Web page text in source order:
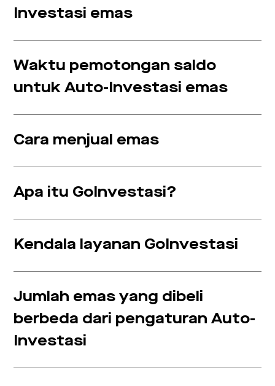
Investasi emas
Waktu pemotongan saldo
untuk Auto-Investasi emas
Cara menjual emas
Apa itu GoInvestasi?
Kendala layanan GoInvestasi
Jumlah emas yang dibeli
berbeda dari pengaturan Auto-
Investasi